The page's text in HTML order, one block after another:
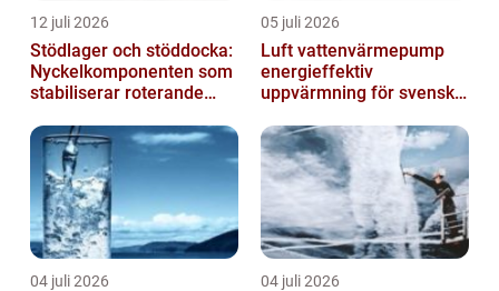
12 juli 2026
Stödlager och stöddocka:
Nyckelkomponenten som
stabiliserar roterande
05 juli 2026
Luft vattenvärmepump
energieffektiv
uppvärmning för svenska
04 juli 2026 04 juli 2026